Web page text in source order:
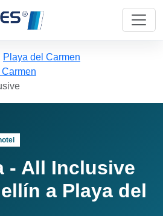
Playa del Carmen
- All Inclusive
a Playa del